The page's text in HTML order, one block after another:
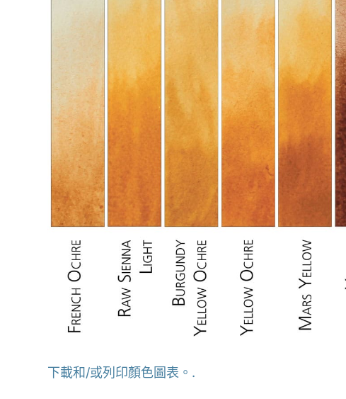
下載和/或列印顏色圖表。.